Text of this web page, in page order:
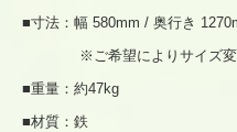
■寸法：幅 580mm / 奥行き
※ご希望によりサイズ変
■重量：約47kg
■材質：鉄